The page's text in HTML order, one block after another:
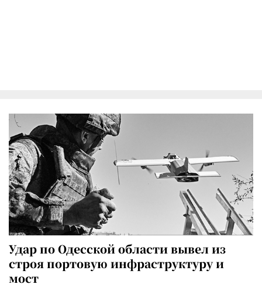
Удар по Одесской области вывел из
строя портовую инфраструктуру и
мост